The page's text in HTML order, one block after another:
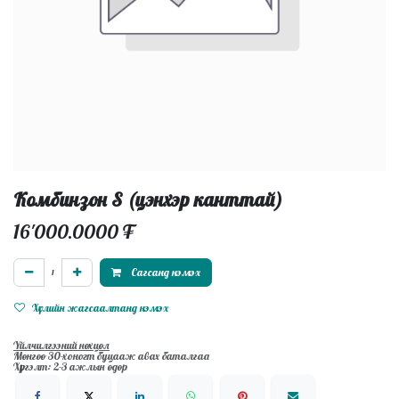
Комбинзон S (цэнхэр канттай)
16'000.0000₮
Сагсанд нэмэх
Хүслийн жагсаалтанд нэмэх
Үйлчилгээний нөхцөл
Мөнгөө 30-хоногт буцааж авах баталгаа
Хүргэлт: 2-3 ажлын өдөр